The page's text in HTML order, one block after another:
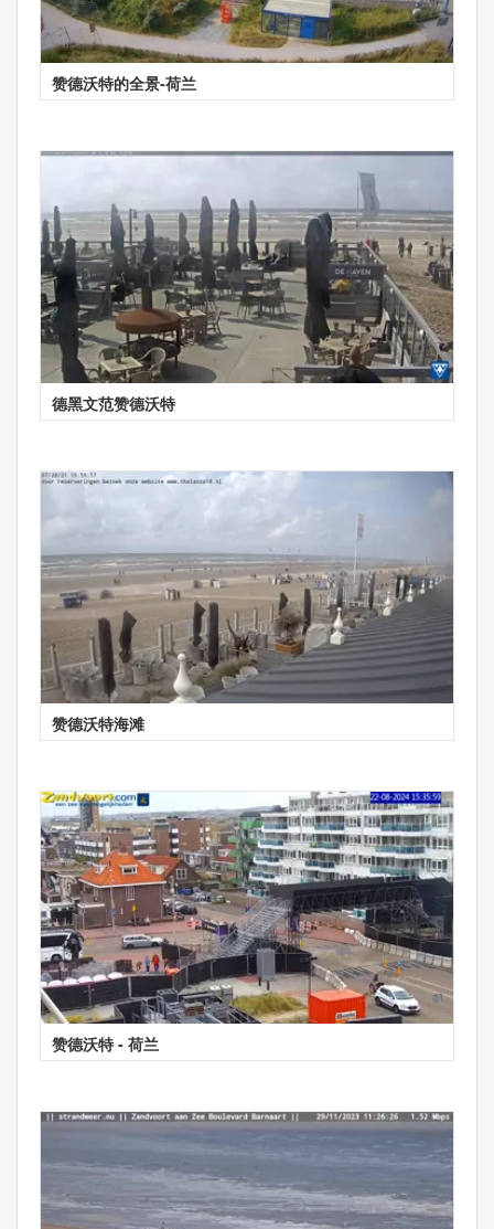
赞德沃特的全景-荷兰
德黑文范赞德沃特
赞德沃特海滩
赞德沃特 - 荷兰